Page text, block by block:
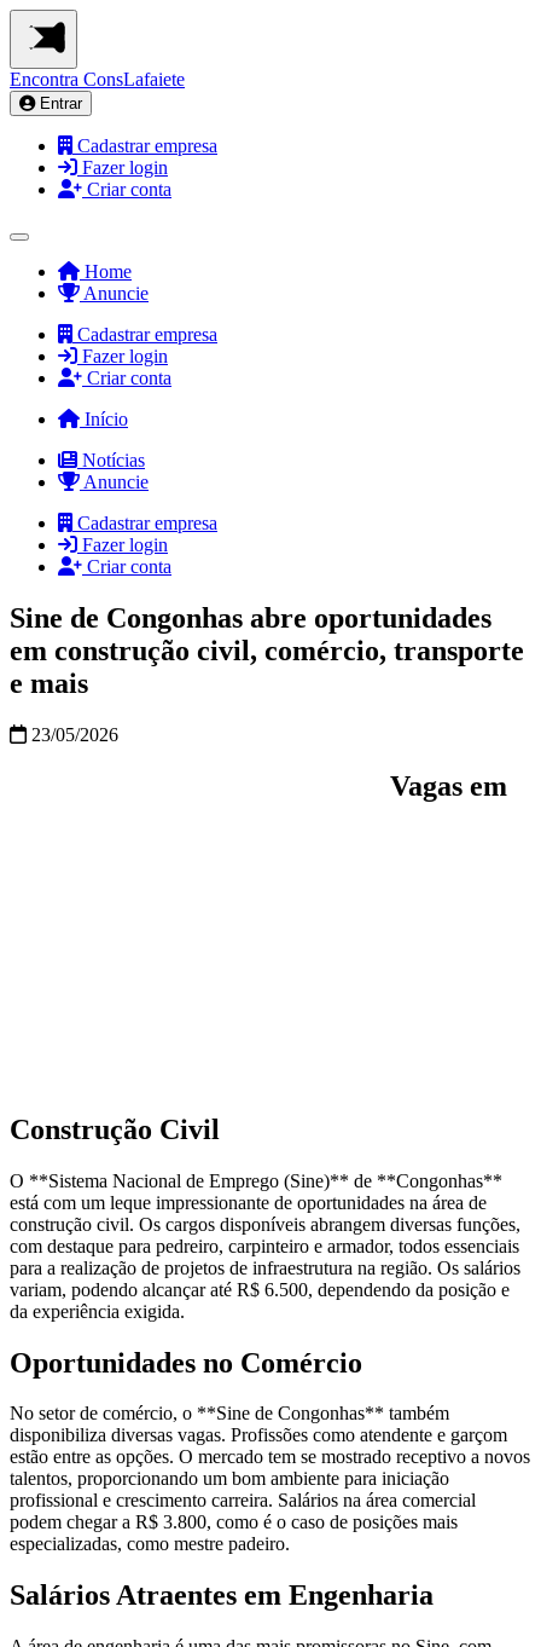
Encontra ConsLafaiete
Entrar
Cadastrar empresa
Fazer login
Criar conta
Home
Anuncie
Cadastrar empresa
Fazer login
Criar conta
Início
Notícias
Anuncie
Cadastrar empresa
Fazer login
Criar conta
Sine de Congonhas abre oportunidades
em construção civil, comércio, transporte
e mais
23/05/2026
Vagas em
Construção Civil
O **Sistema Nacional de Emprego (Sine)** de **Congonhas**
está com um leque impressionante de oportunidades na área de
construção civil. Os cargos disponíveis abrangem diversas funções,
com destaque para pedreiro, carpinteiro e armador, todos essenciais
para a realização de projetos de infraestrutura na região. Os salários
variam, podendo alcançar até R$ 6.500, dependendo da posição e
da experiência exigida.
Oportunidades no Comércio
No setor de comércio, o **Sine de Congonhas** também
disponibiliza diversas vagas. Profissões como atendente e garçom
estão entre as opções. O mercado tem se mostrado receptivo a novos
talentos, proporcionando um bom ambiente para iniciação
profissional e crescimento carreira. Salários na área comercial
podem chegar a R$ 3.800, como é o caso de posições mais
especializadas, como mestre padeiro.
Salários Atraentes em Engenharia